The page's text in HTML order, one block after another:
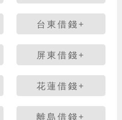
台東借錢+
屏東借錢+
花蓮借錢+
離島借錢+